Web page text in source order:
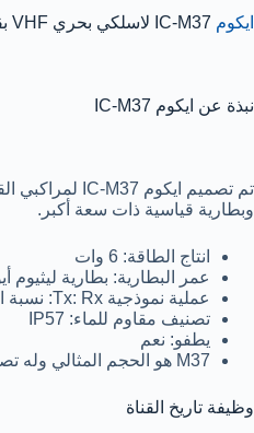
ايكوم
نبذة عن ايكوم IC-M37
وبطارية قياسية ذات سعة أكبر.
انتاج الطاقة: 6 وات
عمر البطارية: بطارية ليثيوم أيون 2350 مللي أمبير ، تدوم حتى
عملية نموذجية Tx: Rx: نسبة العمل الاحتياطية = 5: 5: 90
تصنيف مقاوم للماء: IP57
يطفو: نعم
M37 هو الحجم المثالي وله تصميم سهل الإمساك بمفاتيح كبيرة. تعرض شاشة LCD الأكبر حجمًا أرقام القنوات وأيقونات الحالة لسهولة القراءة.
وظيفة تاريخ القناة